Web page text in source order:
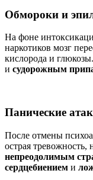
Обмороки и
На фоне
наркотиков мозг
кислорода и
и судорожным
Панические
После отмены
острая
непреодолимым
сердцебиением и